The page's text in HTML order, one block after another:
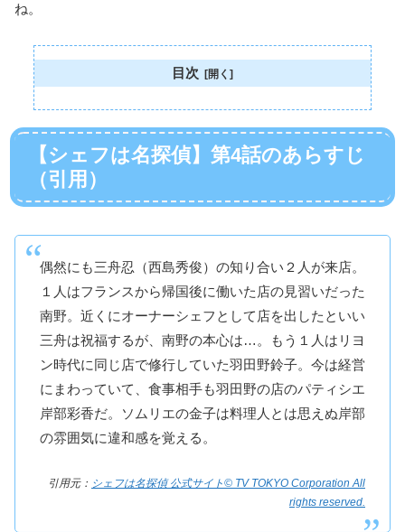
ね。
目次
【シェフは名探偵】第4話のあらすじ
（引用）
偶然にも三舟忍（西島秀俊）の知り合い２人が来店。
１人はフランスから帰国後に働いた店の見習いだった
南野。近くにオーナーシェフとして店を出したといい
三舟は祝福するが、南野の本心は…。もう１人はリヨ
ン時代に同じ店で修行していた羽田野鈴子。今は経営
にまわっていて、食事相手も羽田野の店のパティシエ
岸部彩香だ。ソムリエの金子は料理人とは思えぬ岸部
の雰囲気に違和感を覚える。
引用元： シェフは名探偵 公式サイト© TV TOKYO Corporation All
rights reserved.